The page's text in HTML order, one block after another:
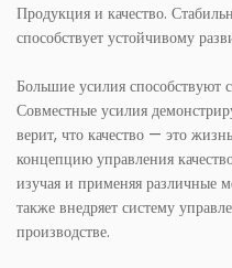
Продукция и качество.
способствует устойчивому
Большие усилия способствуют
Совместные усилия
верит, что качество — это
концепцию управления
изучая и применяя различные
также внедряет систему
производстве.